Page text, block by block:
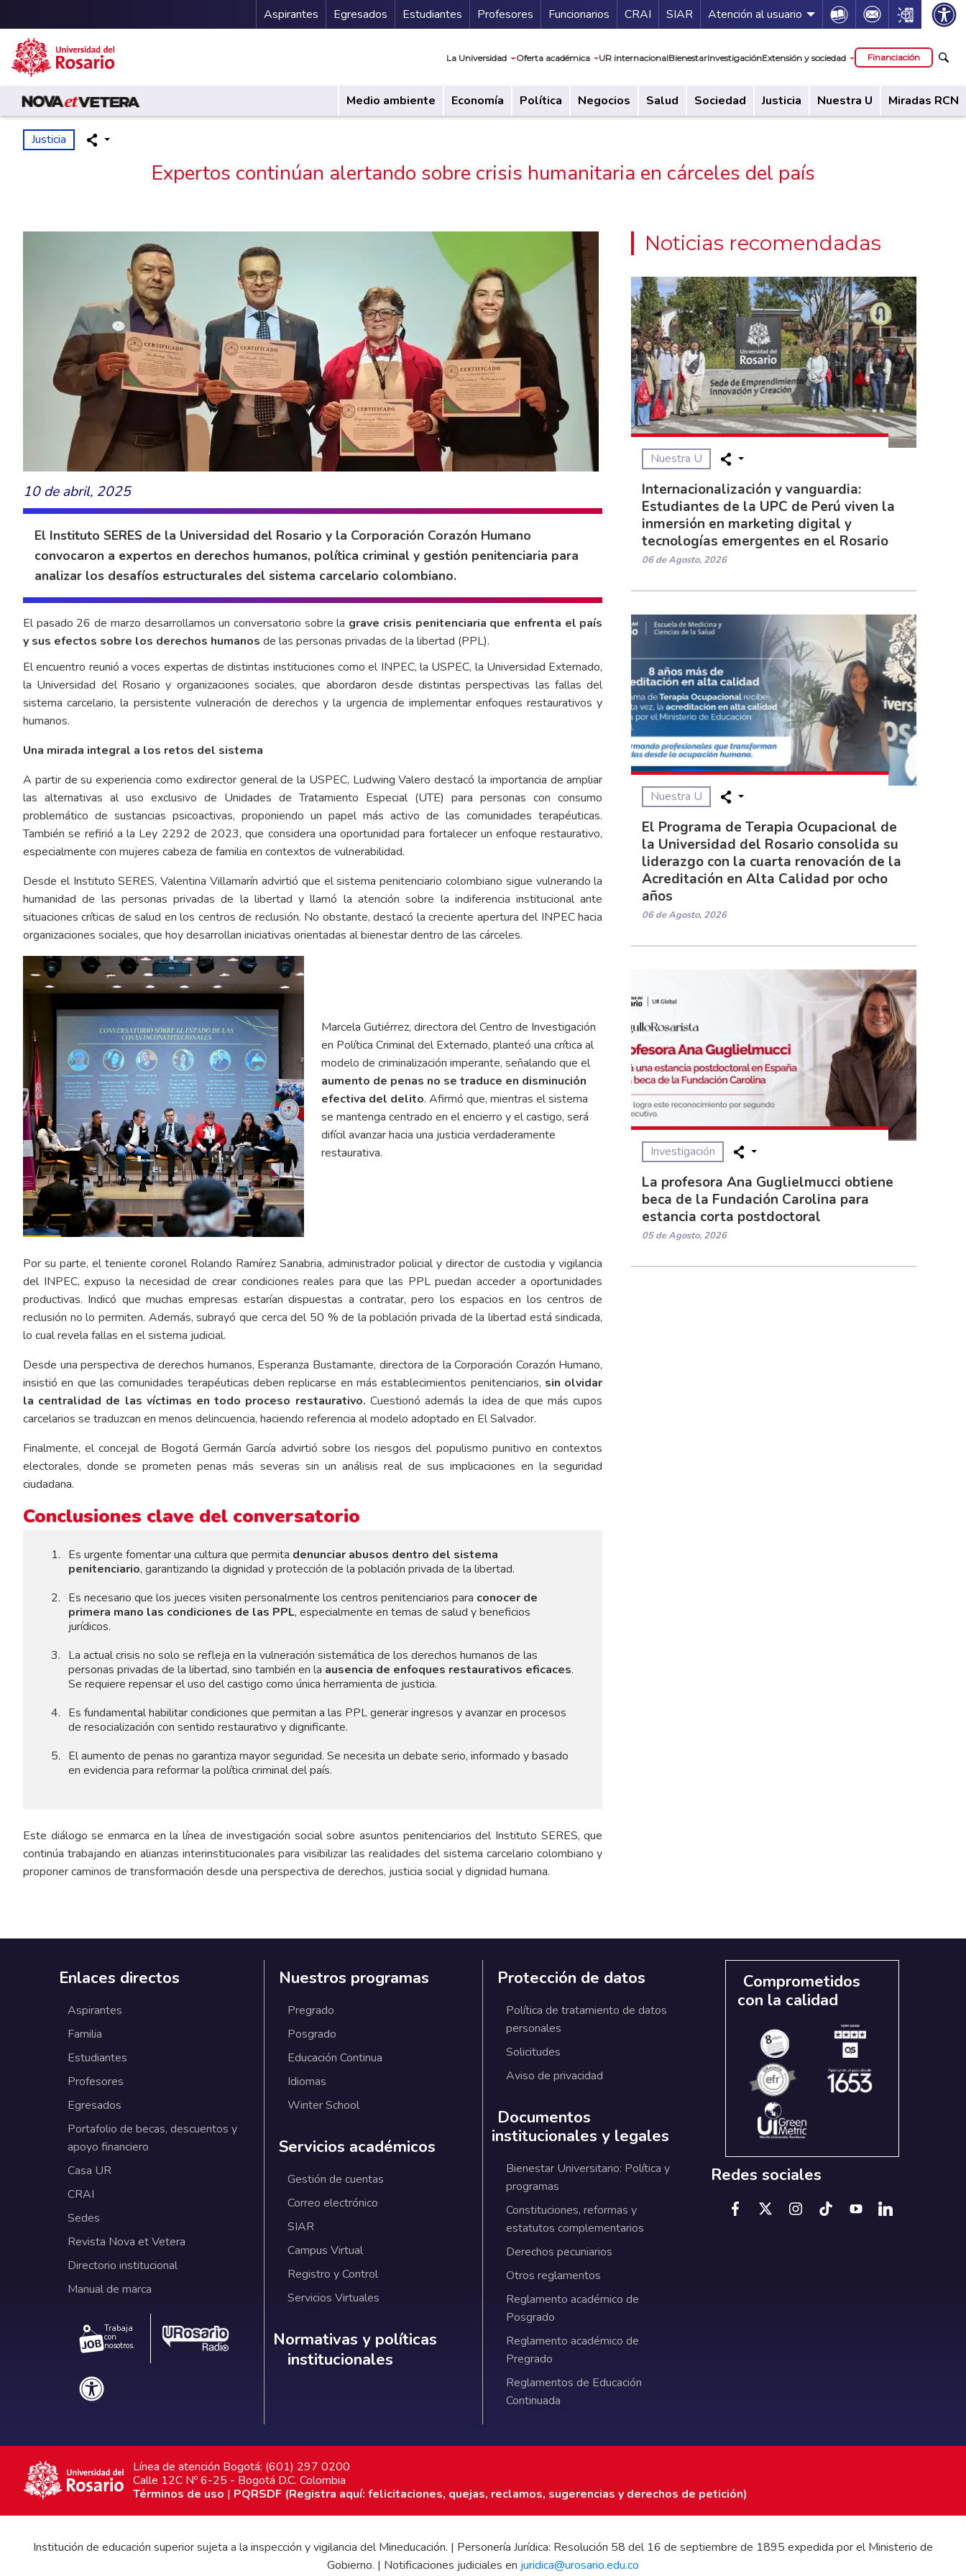
Pasar al contenido principal
Menu Secundario
Aspirantes Egresados Estudiantes Profesores Funcionarios Guía de servicios
CRAI SIAR Atención al usuario Icon Icon Icon
La Universidad Oferta académica UR internacionalBienestarInvestigaciónExtensión y sociedad Financiación
Medio ambiente Economía Política Negocios Salud Sociedad Justicia Nuestra U Miradas RCN
Justicia
Expertos continúan alertando sobre crisis humanitaria en cárceles del país
10 de abril, 2025
El Instituto SERES de la Universidad del Rosario y la Corporación Corazón Humano
convocaron a expertos en derechos humanos, política criminal y gestión penitenciaria para
analizar los desafíos estructurales del sistema carcelario colombiano.
El pasado 26 de marzo desarrollamos un conversatorio sobre la grave crisis penitenciaria que enfrenta el país
y sus efectos sobre los derechos humanos de las personas privadas de la libertad (PPL).
El encuentro reunió a voces expertas de distintas instituciones como el INPEC, la USPEC, la Universidad Externado,
la Universidad del Rosario y organizaciones sociales, que abordaron desde distintas perspectivas las fallas del
sistema carcelario, la persistente vulneración de derechos y la urgencia de implementar enfoques restaurativos y
humanos.
Una mirada integral a los retos del sistema
A partir de su experiencia como exdirector general de la USPEC, Ludwing Valero destacó la importancia de ampliar
las alternativas al uso exclusivo de Unidades de Tratamiento Especial (UTE) para personas con consumo
problemático de sustancias psicoactivas, proponiendo un papel más activo de las comunidades terapéuticas.
También se refirió a la Ley 2292 de 2023, que considera una oportunidad para fortalecer un enfoque restaurativo,
especialmente con mujeres cabeza de familia en contextos de vulnerabilidad.
Desde el Instituto SERES, Valentina Villamarín advirtió que el sistema penitenciario colombiano sigue vulnerando la
humanidad de las personas privadas de la libertad y llamó la atención sobre la indiferencia institucional ante
situaciones críticas de salud en los centros de reclusión. No obstante, destacó la creciente apertura del INPEC hacia
organizaciones sociales, que hoy desarrollan iniciativas orientadas al bienestar dentro de las cárceles.
Marcela Gutiérrez, directora del Centro de Investigación
en Política Criminal del Externado, planteó una crítica al
modelo de criminalización imperante, señalando que el
aumento de penas no se traduce en disminución
efectiva del delito. Afirmó que, mientras el sistema
se mantenga centrado en el encierro y el castigo, será
difícil avanzar hacia una justicia verdaderamente
restaurativa.
Por su parte, el teniente coronel Rolando Ramírez Sanabria, administrador policial y director de custodia y vigilancia
del INPEC, expuso la necesidad de crear condiciones reales para que las PPL puedan acceder a oportunidades
productivas. Indicó que muchas empresas estarían dispuestas a contratar, pero los espacios en los centros de
reclusión no lo permiten. Además, subrayó que cerca del 50 % de la población privada de la libertad está sindicada,
lo cual revela fallas en el sistema judicial.
Desde una perspectiva de derechos humanos, Esperanza Bustamante, directora de la Corporación Corazón Humano,
insistió en que las comunidades terapéuticas deben replicarse en más establecimientos penitenciarios, sin olvidar
la centralidad de las víctimas en todo proceso restaurativo. Cuestionó además la idea de que más cupos
carcelarios se traduzcan en menos delincuencia, haciendo referencia al modelo adoptado en El Salvador.
Finalmente, el concejal de Bogotá Germán García advirtió sobre los riesgos del populismo punitivo en contextos
electorales, donde se prometen penas más severas sin un análisis real de sus implicaciones en la seguridad
ciudadana.
Conclusiones clave del conversatorio
Es urgente fomentar una cultura que permita denunciar abusos dentro del sistema
penitenciario, garantizando la dignidad y protección de la población privada de la libertad.
Es necesario que los jueces visiten personalmente los centros penitenciarios para conocer de
primera mano las condiciones de las PPL, especialmente en temas de salud y beneficios
jurídicos.
La actual crisis no solo se refleja en la vulneración sistemática de los derechos humanos de las
personas privadas de la libertad, sino también en la ausencia de enfoques restaurativos eficaces.
Se requiere repensar el uso del castigo como única herramienta de justicia.
Es fundamental habilitar condiciones que permitan a las PPL generar ingresos y avanzar en procesos
de resocialización con sentido restaurativo y dignificante.
El aumento de penas no garantiza mayor seguridad. Se necesita un debate serio, informado y basado
en evidencia para reformar la política criminal del país.
Este diálogo se enmarca en la línea de investigación social sobre asuntos penitenciarios del Instituto SERES, que
continúa trabajando en alianzas interinstitucionales para visibilizar las realidades del sistema carcelario colombiano y
proponer caminos de transformación desde una perspectiva de derechos, justicia social y dignidad humana.
Noticias recomendadas
Nuestra U
Internacionalización y vanguardia:
Estudiantes de la UPC de Perú viven la
inmersión en marketing digital y
tecnologías emergentes en el Rosario
06 de Agosto, 2026
Nuestra U
El Programa de Terapia Ocupacional de
la Universidad del Rosario consolida su
liderazgo con la cuarta renovación de la
Acreditación en Alta Calidad por ocho
años
06 de Agosto, 2026
Investigación
La profesora Ana Guglielmucci obtiene
beca de la Fundación Carolina para
estancia corta postdoctoral
05 de Agosto, 2026
Enlaces directos
Aspirantes
Familia
Estudiantes
Profesores
Egresados
Portafolio de becas, descuentos y
apoyo financiero
Casa UR
CRAI
Sedes
Revista Nova et Vetera
Directorio institucional
Manual de marca
Trabaja
con
nosotros.
Nuestros programas
Pregrado
Posgrado
Educación Continua
Idiomas
Winter School
Servicios académicos
Gestión de cuentas
Correo electrónico
SIAR
Campus Virtual
Registro y Control
Servicios Virtuales
Normativas y políticas institucionales
Normativas y políticas
institucionales
Protección de datos
Política de tratamiento de datos
personales
Solicitudes
Aviso de privacidad
Documentos
institucionales y legales
Bienestar Universitario: Política y
programas
Constituciones, reformas y
estatutos complementarios
Derechos pecuniarios
Otros reglamentos
Reglamento académico de
Posgrado
Reglamento académico de
Pregrado
Reglamentos de Educación
Continuada
Comprometidos
con la calidad
Redes sociales
Línea de atención Bogotá: (601) 297 0200
Calle 12C Nº 6-25 - Bogotá D.C. Colombia
Términos de uso | PQRSDF (Registra aquí: felicitaciones, quejas, reclamos, sugerencias y derechos de petición)
Institución de educación superior sujeta a la inspección y vigilancia del Mineducación. | Personería Jurídica: Resolución 58 del 16 de septiembre de 1895 expedida por el Ministerio de
Gobierno. | Notificaciones judiciales en juridica@urosario.edu.co